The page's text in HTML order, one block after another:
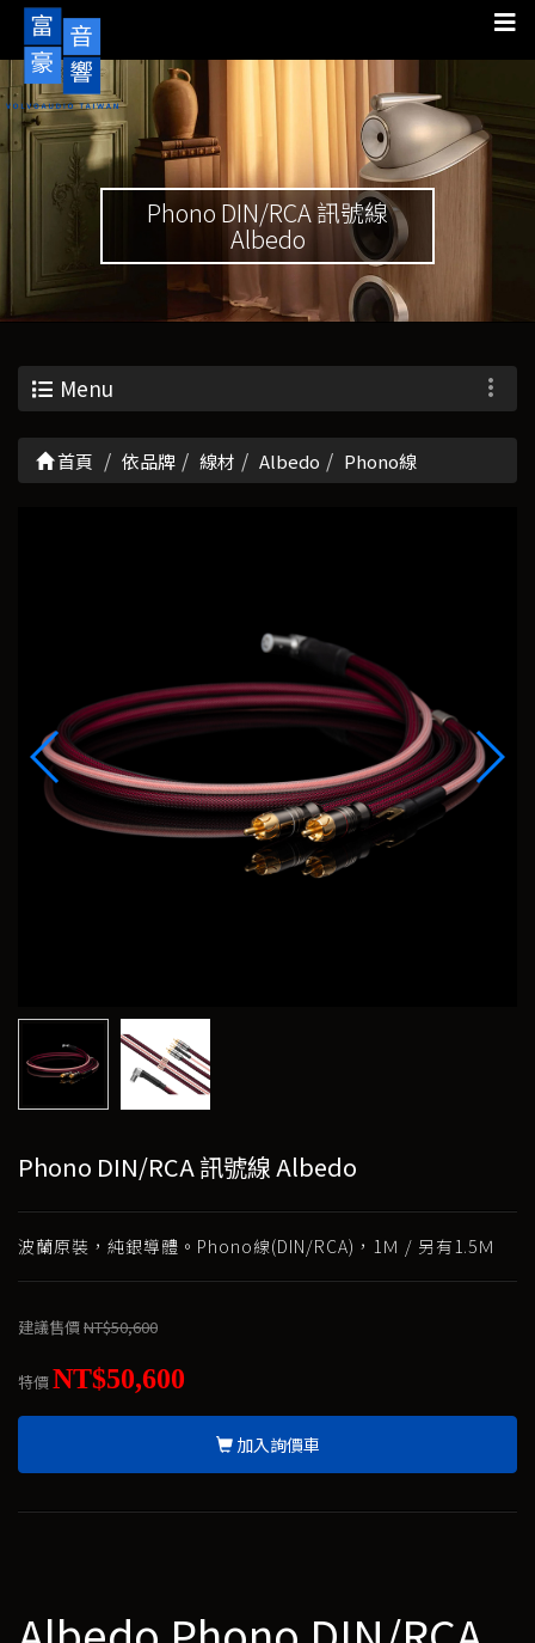
Phono DIN/RCA 訊號線
Albedo
Menu
首頁 依品牌 線材 Albedo Phono線
Phono DIN/RCA 訊號線 Albedo
波蘭原裝，純銀導體。Phono線(DIN/RCA)，1Ｍ / 另有1.5Ｍ
建議售價NT$50,600
特價NT$50,600
加入詢價車